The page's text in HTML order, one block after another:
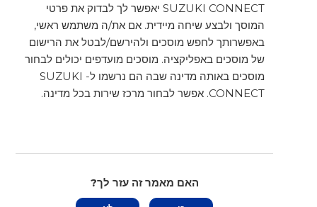
SUZUKI CONNECT יאפשר לך לבדוק את פרטי
המוסך ולבצע שיחה מיידית. אם את/ה משתמש ראשי,
באפשרותך לחפש מוסכים ולהירשם/לבטל את הרישום
של מוסכים באפליקציה. מוסכים מועדפים יכולים לבחור
מוסכים באותה מדינה שבה הם נרשמו ל- SUZUKI
CONNECT. אפשר לבחור מרכז שירות בכל מדינה.
האם מאמר זה עזר לך?